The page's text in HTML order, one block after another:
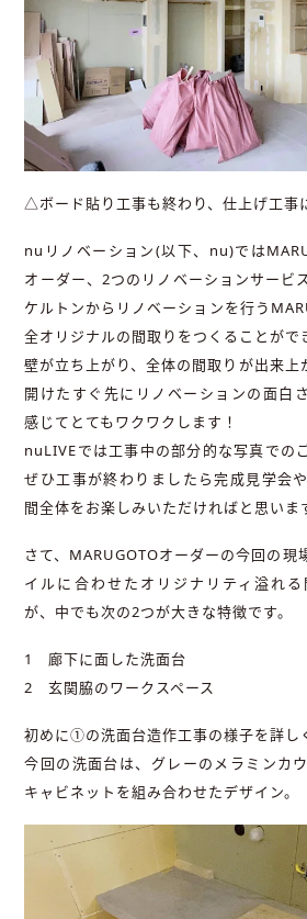
△ボード貼り工事も終わり、仕上げ工事
nuリノベーション(以下、nu)では
オーダー、2つのリノベーションサービ
ケルトンからリノベーションを行う
全オリジナルの間取りをつくることがで
壁が立ち上がり、全体の間取りが出来上
開けたすぐ先にリノベーションの面白
感じてとてもワクワクします！
nuLIVEでは工事中の部分的な写真での
ぜひ工事が終わりましたら完成見学会
間全体をお楽しみいただければと思いま
さて、MARUGOTOオーダーの今回の現
イルに合わせたオリジナリティ溢れ
が、中でも次の2つが大きな特徴です。
1 廊下に面した洗面台
2 玄関脇のワークスペース
初めに①の洗面台造作工事の様子を詳し
今回の洗面台は、グレーのメラミンカ
キャビネットを組み合わせたデザイン。